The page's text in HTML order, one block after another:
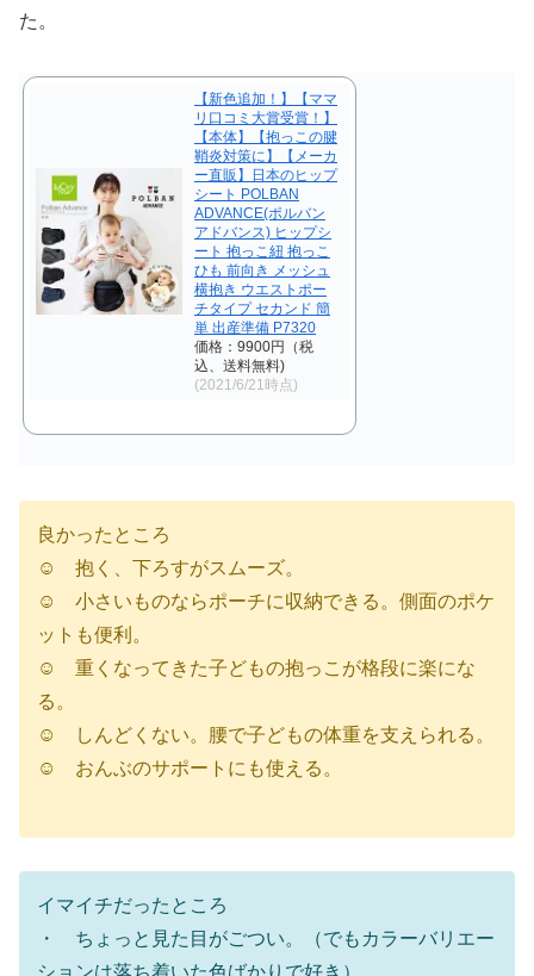
た。
【新色追加！】【ママ
リ口コミ大賞受賞！】
【本体】【抱っこの腱
鞘炎対策に】【メーカ
ー直販】日本のヒップ
シート POLBAN
ADVANCE(ポルバン
アドバンス) ヒップシ
ート 抱っこ紐 抱っこ
ひも 前向き メッシュ
横抱き ウエストポー
チタイプ セカンド 簡
単 出産準備 P7320
価格：9900円（税
込、送料無料)
(2021/6/21時点)
良かったところ
☺︎ 抱く、下ろすがスムーズ。
☺︎ 小さいものならポーチに収納できる。側面のポケ
ットも便利。
☺︎ 重くなってきた子どもの抱っこが格段に楽にな
る。
☺︎ しんどくない。腰で子どもの体重を支えられる。
☺︎ おんぶのサポートにも使える。
イマイチだったところ
・ ちょっと見た目がごつい。（でもカラーバリエー